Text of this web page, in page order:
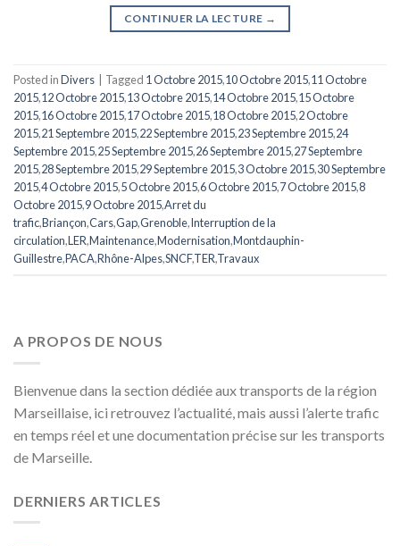
CONTINUER LA LECTURE →
Posted inDivers Tagged 1 Octobre 2015,10 Octobre 2015,11 Octobre
2015,12 Octobre 2015,13 Octobre 2015,14 Octobre 2015,15 Octobre
2015,16 Octobre 2015,17 Octobre 2015,18 Octobre 2015,2 Octobre
2015,21 Septembre 2015,22 Septembre 2015,23 Septembre 2015,24
Septembre 2015,25 Septembre 2015,26 Septembre 2015,27 Septembre
2015,28 Septembre 2015,29 Septembre 2015,3 Octobre 2015,30 Septembre
2015,4 Octobre 2015,5 Octobre 2015,6 Octobre 2015,7 Octobre 2015,8
Octobre 2015,9 Octobre 2015,Arret du
trafic,Briançon,Cars,Gap,Grenoble,Interruption de la
circulation,LER,Maintenance,Modernisation,Montdauphin-
Guillestre,PACA,Rhône-Alpes,SNCF,TER,Travaux
A PROPOS DE NOUS
Bienvenue dans la section dédiée aux transports de la région
Marseillaise, ici retrouvez l’actualité, mais aussi l’alerte trafic
en temps réel et une documentation précise sur les transports
de Marseille.
DERNIERS ARTICLES